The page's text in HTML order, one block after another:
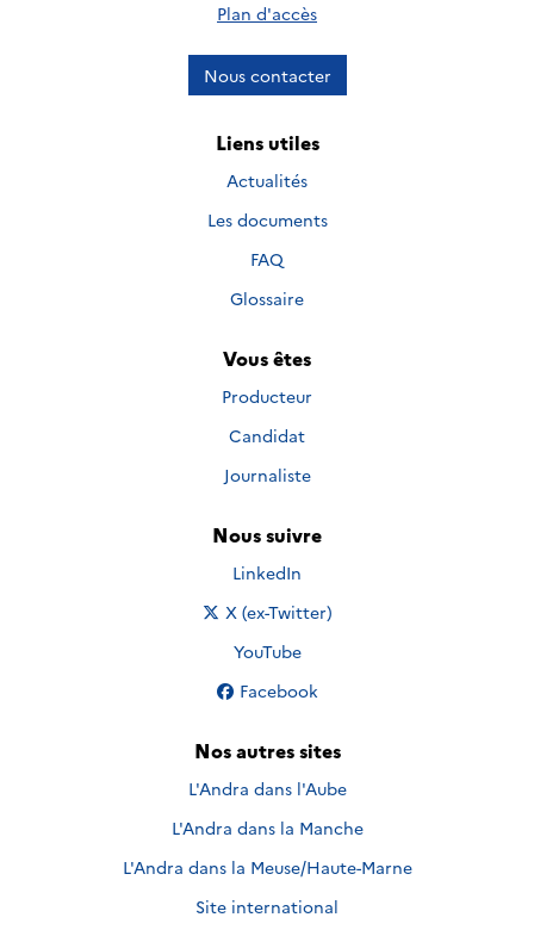
Plan d'accès
Nous contacter
Liens utiles
Actualités
Les documents
FAQ
Glossaire
Vous êtes
Producteur
Candidat
Journaliste
Nous suivre
Nous suivre sur
LinkedIn
Nous suivre sur
X (ex-Twitter)
Nous suivre sur
YouTube
Nous suivre sur
Facebook
Nos autres sites
L'Andra dans l'Aube
L'Andra dans la Manche
L'Andra dans la Meuse/Haute-Marne
Site international